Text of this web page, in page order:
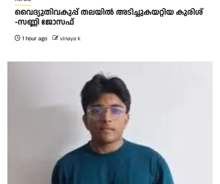
വൈദ്യുതിവകുപ്പ് തലയിൽ അടിച്ചുകയറ്റിയ കുരിശ്‌
-സണ്ണി ജോസഫ്‌
1 hour ago vinaya k